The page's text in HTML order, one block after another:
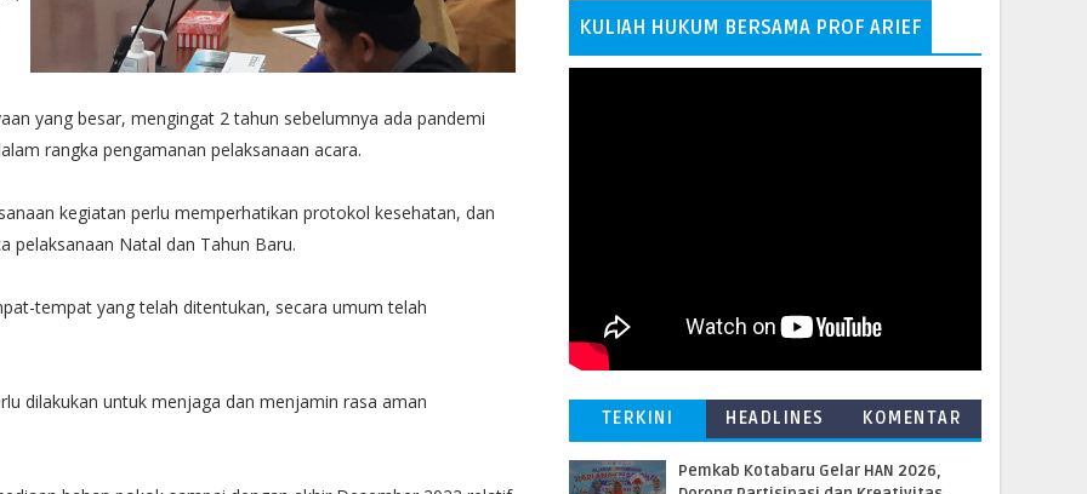
yang besar, mengingat 2 tahun sebelumnya ada pandemi
rangka pengamanan pelaksanaan acara.
kegiatan perlu memperhatikan protokol kesehatan, dan
pelaksanaan Natal dan Tahun Baru.
tempat yang telah ditentukan, secara umum telah
dilakukan untuk menjaga dan menjamin rasa aman
KULIAH HUKUM BERSAMA PROF ARIEF
TERKINI HEADLINES KOMENTAR
Pemkab Kotabaru Gelar HAN 2026,